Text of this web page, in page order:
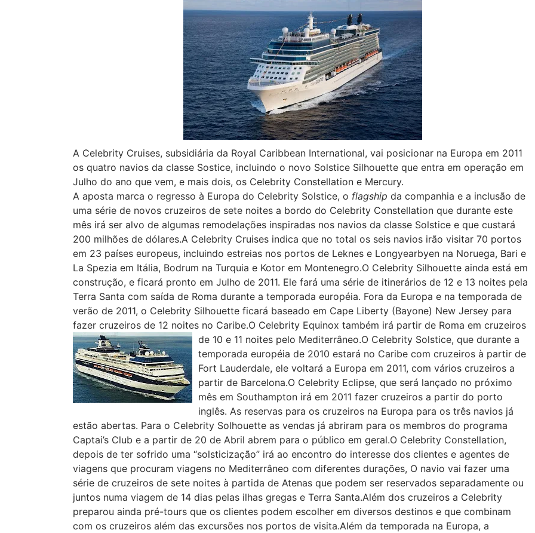
A Celebrity Cruises, subsidiária da Royal Caribbean International, vai posicionar na Europa em 2011
os quatro navios da classe Sostice, incluindo o novo Solstice Silhouette que entra em operação em
Julho do ano que vem, e mais dois, os Celebrity Constellation e Mercury.
A aposta marca o regresso à Europa do Celebrity Solstice, o flagship da companhia e a inclusão de
uma série de novos cruzeiros de sete noites a bordo do Celebrity Constellation que durante este
mês irá ser alvo de algumas remodelações inspiradas nos navios da classe Solstice e que custará
200 milhões de dólares.A Celebrity Cruises indica que no total os seis navios irão visitar 70 portos
em 23 países europeus, incluindo estreias nos portos de Leknes e Longyearbyen na Noruega, Bari e
La Spezia em Itália, Bodrum na Turquia e Kotor em Montenegro.O Celebrity Silhouette ainda está em
construção, e ficará pronto em Julho de 2011. Ele fará uma série de itinerários de 12 e 13 noites pela
Terra Santa com saída de Roma durante a temporada européia. Fora da Europa e na temporada de
verão de 2011, o Celebrity Silhouette ficará baseado em Cape Liberty (Bayone) New Jersey para
fazer cruzeiros de 12 noites no Caribe.O Celebrity Equinox também irá partir de Roma em cruzeiros
de 10 e 11 noites pelo Mediterrâneo.O Celebrity Solstice, que durante a
temporada européia de 2010 estará no Caribe com cruzeiros à partir de
Fort Lauderdale, ele voltará a Europa em 2011, com vários cruzeiros a
partir de Barcelona.O Celebrity Eclipse, que será lançado no próximo
mês em Southampton irá em 2011 fazer cruzeiros a partir do porto
inglês. As reservas para os cruzeiros na Europa para os três navios já
estão abertas. Para o Celebrity Solhouette as vendas já abriram para os membros do programa
Captai’s Club e a partir de 20 de Abril abrem para o público em geral.O Celebrity Constellation,
depois de ter sofrido uma “solsticização” irá ao encontro do interesse dos clientes e agentes de
viagens que procuram viagens no Mediterrâneo com diferentes durações, O navio vai fazer uma
série de cruzeiros de sete noites à partida de Atenas que podem ser reservados separadamente ou
juntos numa viagem de 14 dias pelas ilhas gregas e Terra Santa.Além dos cruzeiros a Celebrity
preparou ainda pré-tours que os clientes podem escolher em diversos destinos e que combinam
com os cruzeiros além das excursões nos portos de visita.Além da temporada na Europa, a